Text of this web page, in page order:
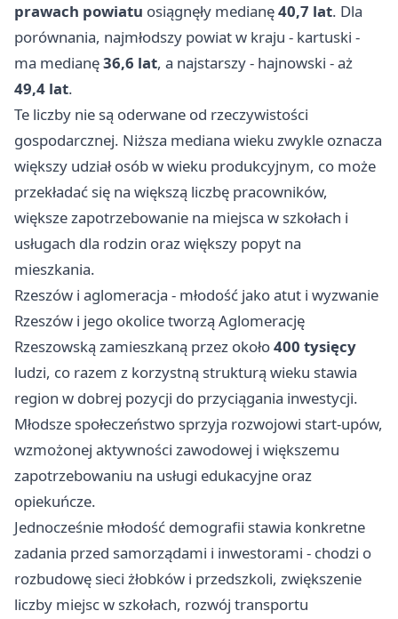
prawach powiatu osiągnęły medianę40,7 lat. Dla
porównania, najmłodszy powiat w kraju - kartuski -
ma medianę36,6 lat, a najstarszy - hajnowski - aż
49,4 lat.
Te liczby nie są oderwane od rzeczywistości
gospodarcznej. Niższa mediana wieku zwykle oznacza
większy udział osób w wieku produkcyjnym, co może
przekładać się na większą liczbę pracowników,
większe zapotrzebowanie na miejsca w szkołach i
usługach dla rodzin oraz większy popyt na
mieszkania.
Rzeszów i aglomeracja - młodość jako atut i wyzwanie
Rzeszów i jego okolice tworzą Aglomerację
Rzeszowską zamieszkaną przez około400 tysięcy
ludzi, co razem z korzystną strukturą wieku stawia
region w dobrej pozycji do przyciągania inwestycji.
Młodsze społeczeństwo sprzyja rozwojowi start-upów,
wzmożonej aktywności zawodowej i większemu
zapotrzebowaniu na usługi edukacyjne oraz
opiekuńcze.
Jednocześnie młodość demografii stawia konkretne
zadania przed samorządami i inwestorami - chodzi o
rozbudowę sieci żłobków i przedszkoli, zwiększenie
liczby miejsc w szkołach, rozwój transportu